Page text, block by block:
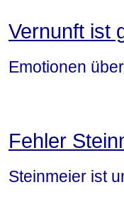
Vernunft ist
Emotionen
Fehler
Steinmeier ist